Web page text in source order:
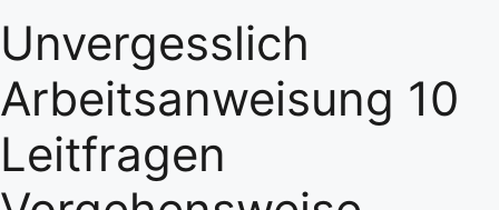
Unvergesslich
Arbeitsanweisung 10
Leitfragen